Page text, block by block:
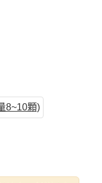
8~10顆)